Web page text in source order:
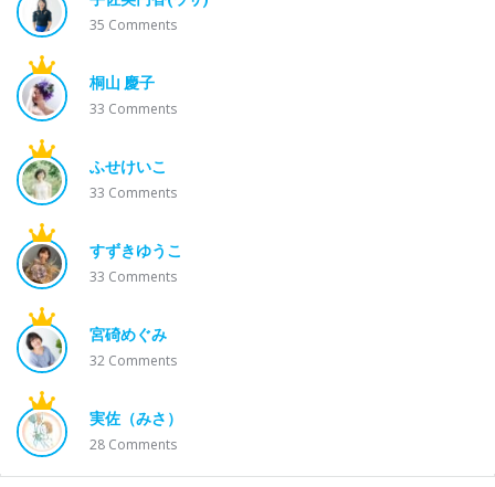
35 Comments
桐山 慶子
33 Comments
ふせけいこ
33 Comments
すずきゆうこ
33 Comments
宮碕めぐみ
32 Comments
実佐（みさ）
28 Comments